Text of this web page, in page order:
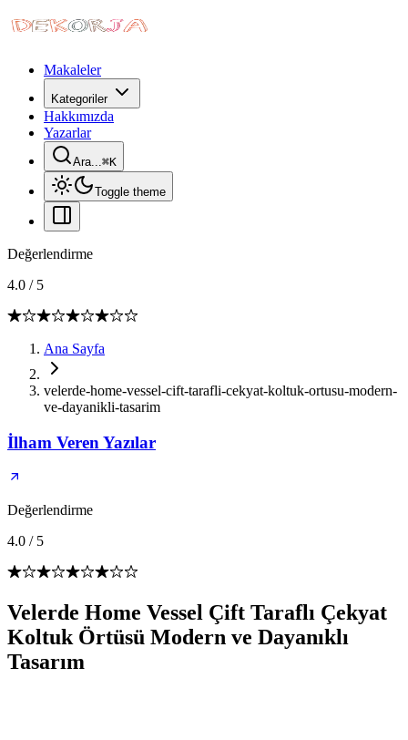
Makaleler
Kategoriler
Hakkımızda
Yazarlar
Ara...⌘K
Toggle theme
Değerlendirme
4.0 / 5
Ana Sayfa
velerde-home-vessel-cift-tarafli-cekyat-koltuk-ortusu-modern-
ve-dayanikli-tasarim
İlham Veren Yazılar
Değerlendirme
4.0 / 5
Velerde Home Vessel Çift Taraflı Çekyat
Koltuk Örtüsü Modern ve Dayanıklı
Tasarım